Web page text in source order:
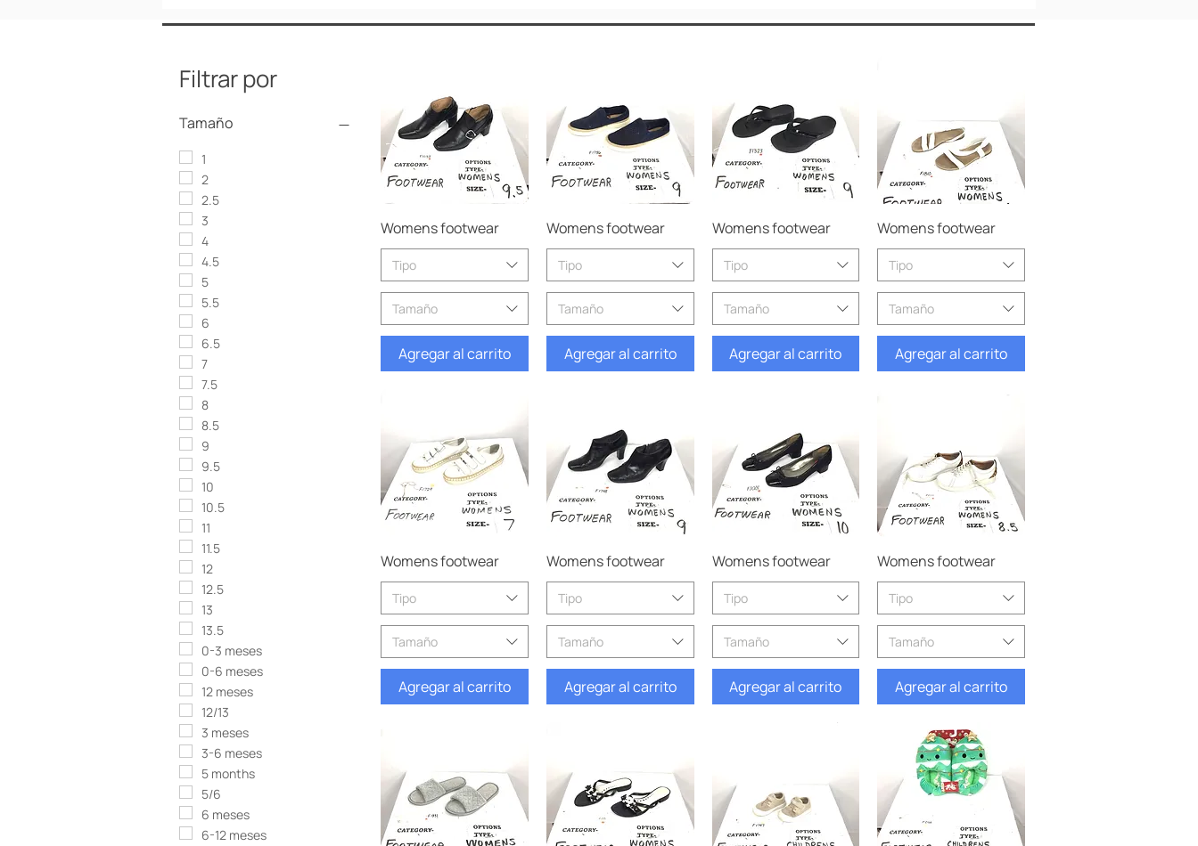
Filtrar por
Tamaño
1
2
2.5
3
4
4.5
5
5.5
6
6.5
7
7.5
8
8.5
9
9.5
10
10.5
11
11.5
12
12.5
13
13.5
0-3 meses
0-6 meses
12 meses
12/13
3 meses
3-6 meses
5 months
5/6
6 meses
6-12 meses
Vista rápida
Womens footwear
Tipo
Tamaño
Agregar al carrito
Vista rápida
Womens footwear
Tipo
Tamaño
Agregar al carrito
Vista rápida
Womens footwear
Tipo
Tamaño
Agregar al carrito
Vista rápida
Womens footwear
Tipo
Tamaño
Agregar al carrito
Vista rápida
Womens footwear
Tipo
Tamaño
Agregar al carrito
Vista rápida
Womens footwear
Tipo
Tamaño
Agregar al carrito
Vista rápida
Womens footwear
Tipo
Tamaño
Agregar al carrito
Vista rápida
Womens footwear
Tipo
Tamaño
Agregar al carrito